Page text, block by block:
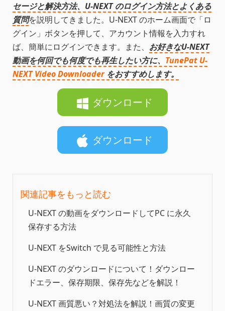
セージと解決方法、U-NEXT のログイン方法とよくある
質問を説明してきました。U-NEXT のホーム画面で「ロ
グイン」ボタンを押して、アカウント情報を入力すれ
ば、簡単にログインできます。また、 お好きなU-NEXT
動画を何回でも何度でも再生したい方に、 TunePat U-
NEXT Video Downloaderをおすすめします。
ダウンロード
ダウンロード
関連記事をもっと読む
U-NEXT の動画をダウンロードしてPC に永久
保存する方法
U-NEXT をSwitch で見る可能性と方法
U-NEXT のダウンロードについて！ダウンロー
ドエラー、保存期限、保存先などを解説！
U-NEXT 画質悪い？対処法を解説！画質の変更